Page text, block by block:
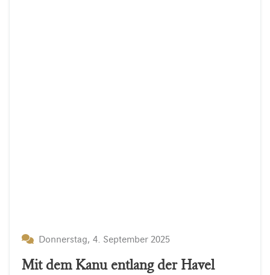
Donnerstag, 4. September 2025
Mit dem Kanu entlang der Havel